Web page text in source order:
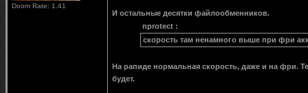
Doom Rate: 1.41
И остальные десятки файлообменников.
nprotect :
скорость там ненамного выше при фри
На рапиде нормальная скорость, даже и на фри.
будет.